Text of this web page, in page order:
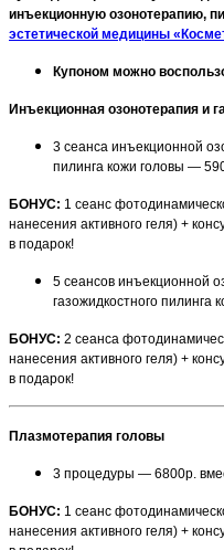
инъекционную озонотерапию,
эстетической медицины
Купоном можно
Инъекционная озонотерапия и
3 сеанса инъекционной
пилинга кожи головы —
БОНУС: 1 сеанс
нанесения активного геля) +
в подарок!
5 сеансов инъекционной
газожидкостного
БОНУС: 2 сеанса
нанесения активного геля) +
в подарок!
Плазмотерапия головы
3 процедуры — 6800р.
БОНУС: 1 сеанс
нанесения активного геля) +